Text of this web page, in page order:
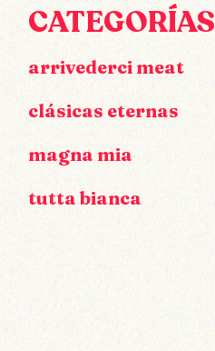
CATEGORÍAS
arrivederci meat
clásicas eternas
magna mia
tutta bianca